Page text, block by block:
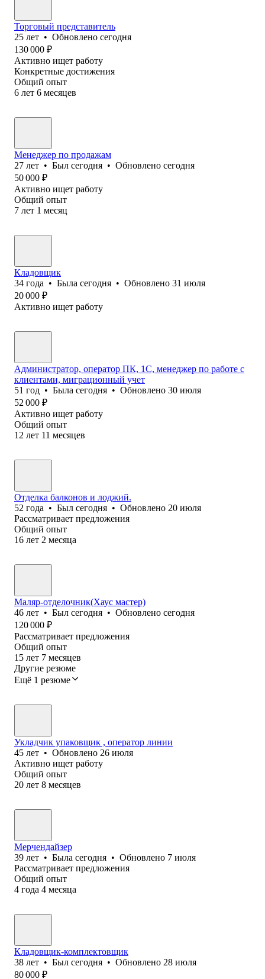
Торговый представитель
25 лет • Обновлено сегодня
130 000 ₽
Активно ищет работу
Конкретные достижения
Общий опыт
6 лет 6 месяцев
Менеджер по продажам
27 лет • Был сегодня • Обновлено сегодня
50 000 ₽
Активно ищет работу
Общий опыт
7 лет 1 месяц
Кладовщик
34 года • Была сегодня • Обновлено 31 июля
20 000 ₽
Активно ищет работу
Администратор, оператор ПК, 1С, менеджер по работе с
клиентами, миграционный учет
51 год • Была сегодня • Обновлено 30 июля
52 000 ₽
Активно ищет работу
Общий опыт
12 лет 11 месяцев
Отделка балконов и лоджий.
52 года • Был сегодня • Обновлено 20 июля
Рассматривает предложения
Общий опыт
16 лет 2 месяца
Маляр-отделочник(Хаус мастер)
46 лет • Был сегодня • Обновлено сегодня
120 000 ₽
Рассматривает предложения
Общий опыт
15 лет 7 месяцев
Другие резюме
Ещё 1 резюме
Укладчик упаковщик , оператор линии
45 лет • Обновлено 26 июля
Активно ищет работу
Общий опыт
20 лет 8 месяцев
Мерчендайзер
39 лет • Была сегодня • Обновлено 7 июля
Рассматривает предложения
Общий опыт
4 года 4 месяца
Кладовщик-комплектовщик
38 лет • Был сегодня • Обновлено 28 июля
80 000 ₽